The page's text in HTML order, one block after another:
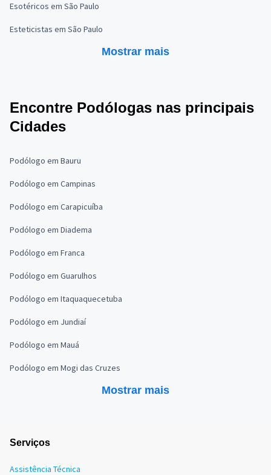
Esotéricos em São Paulo
Esteticistas em São Paulo
Mostrar mais
Encontre Podólogas nas principais
Cidades
Podólogo em Bauru
Podólogo em Campinas
Podólogo em Carapicuíba
Podólogo em Diadema
Podólogo em Franca
Podólogo em Guarulhos
Podólogo em Itaquaquecetuba
Podólogo em Jundiaí
Podólogo em Mauá
Podólogo em Mogi das Cruzes
Mostrar mais
Serviços
Assistência Técnica